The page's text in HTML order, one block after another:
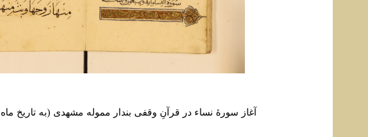
آغاز سورۀ نساء در قرآنِ وقفی بندار مموله مشهدی (به تاریخ ماه رمضان